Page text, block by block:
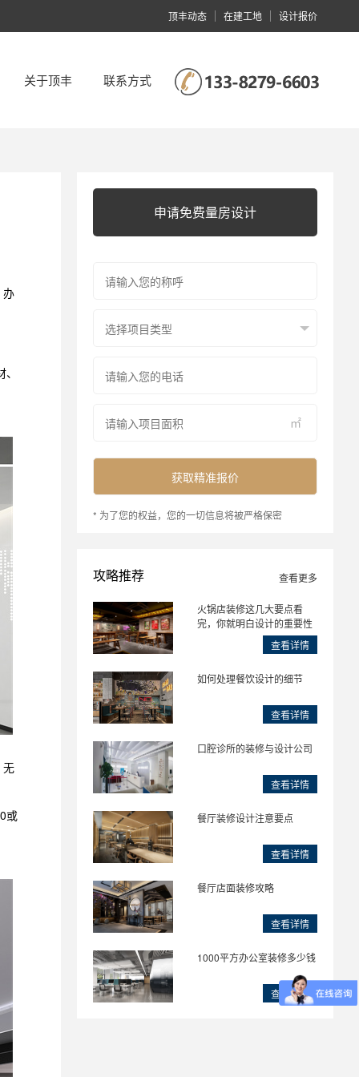
顶丰动态 在建工地 设计报价
关于顶丰 联系方式
办
无
或
申请免费量房设计
㎡
* 为了您的权益，您的一切信息将被严格保密
攻略推荐 查看更多
火锅店装修这几大要点看
完，你就明白设计的重要性
查看详情
如何处理餐饮设计的细节
查看详情
口腔诊所的装修与设计公司
查看详情
餐厅装修设计注意要点
查看详情
餐厅店面装修攻略
查看详情
1000平方办公室装修多少钱
查看详情